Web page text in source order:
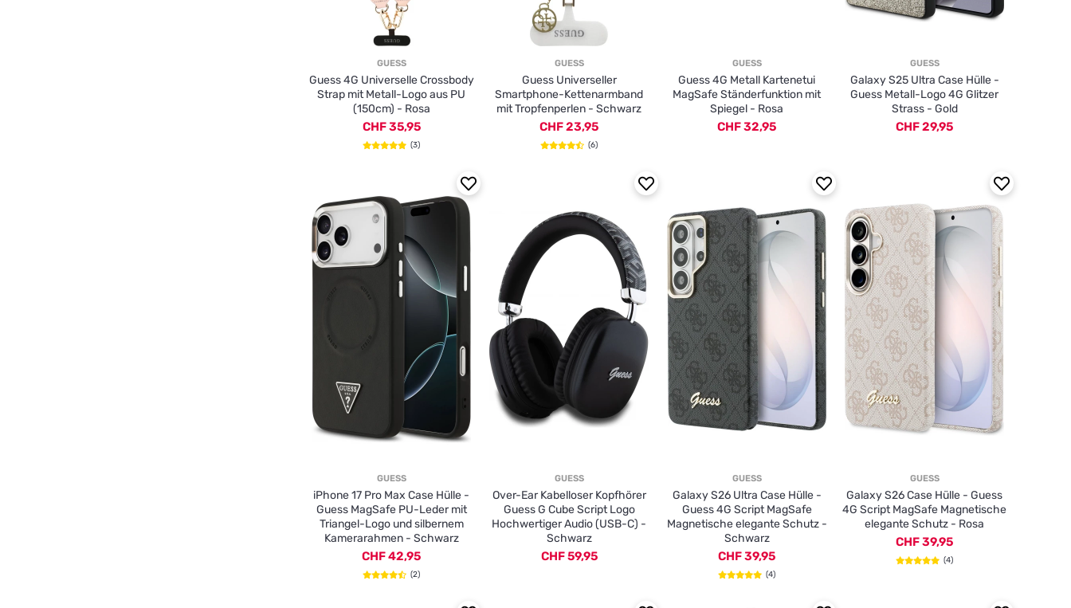
GUESS
Guess 4G Universelle Crossbody
Strap mit Metall-Logo aus PU
(150cm) - Rosa
CHF 35,95
(3)
GUESS
Guess Universeller
Smartphone-Kettenarmband
mit Tropfenperlen - Schwarz
CHF 23,95
(6)
GUESS
Guess 4G Metall Kartenetui
MagSafe Ständerfunktion mit
Spiegel - Rosa
CHF 32,95
GUESS
Galaxy S25 Ultra Case Hülle -
Guess Metall-Logo 4G Glitzer
Strass - Gold
CHF 29,95
GUESS
iPhone 17 Pro Max Case Hülle -
Guess MagSafe PU-Leder mit
Triangel-Logo und silbernem
Kamerarahmen - Schwarz
CHF 42,95
(2)
GUESS
Over-Ear Kabelloser Kopfhörer
Guess G Cube Script Logo
Hochwertiger Audio (USB-C) -
Schwarz
CHF 59,95
GUESS
Galaxy S26 Ultra Case Hülle -
Guess 4G Script MagSafe
Magnetische elegante Schutz -
Schwarz
CHF 39,95
(4)
GUESS
Galaxy S26 Case Hülle - Guess
4G Script MagSafe Magnetische
elegante Schutz - Rosa
CHF 39,95
(4)